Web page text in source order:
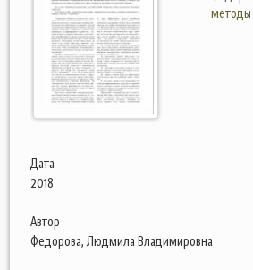
методы
Дата
2018
Автор
Федорова, Людмила Владимировна